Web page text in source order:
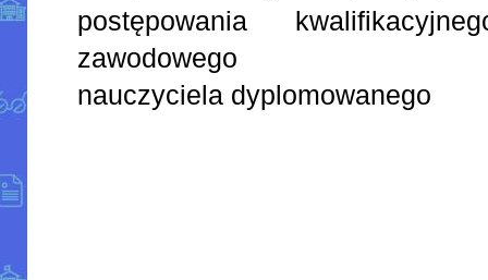
postępowania
zawodowego
nauczyciela dyplomowanego